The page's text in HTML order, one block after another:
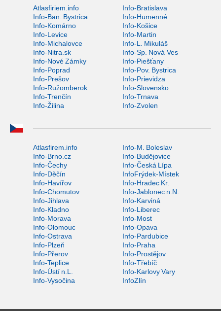
Atlasfiriem.info
Info-Bratislava
Info-Ban. Bystrica
Info-Humenné
Info-Komárno
Info-Košice
Info-Levice
Info-Martin
Info-Michalovce
Info-L. Mikuláš
Info-Nitra.sk
Info-Sp. Nová Ves
Info-Nové Zámky
Info-Piešťany
Info-Poprad
Info-Pov. Bystrica
Info-Prešov
Info-Prievidza
Info-Ružomberok
Info-Slovensko
Info-Trenčín
Info-Trnava
Info-Žilina
Info-Zvolen
Atlasfirem.info
Info-M. Boleslav
Info-Brno.cz
Info-Budějovice
Info-Čechy
Info-Česká Lípa
Info-Děčín
InfoFrýdek-Místek
Info-Havířov
Info-Hradec Kr.
Info-Chomutov
Info-Jablonec n.N.
Info-Jihlava
Info-Karviná
Info-Kladno
Info-Liberec
Info-Morava
Info-Most
Info-Olomouc
Info-Opava
Info-Ostrava
Info-Pardubice
Info-Plzeň
Info-Praha
Info-Přerov
Info-Prostějov
Info-Teplice
Info-Třebíč
Info-Ústí n.L.
Info-Karlovy Vary
Info-Vysočina
InfoZlín